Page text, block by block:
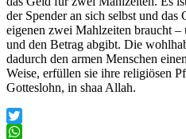
der Spender an sich selbst und
eigenen zwei Mahlzeiten braucht –
und den Betrag abgibt. Die
dadurch den armen Menschen
Weise, erfüllen sie ihre religiösen
Gotteslohn, in shaa Allah.
Twitter